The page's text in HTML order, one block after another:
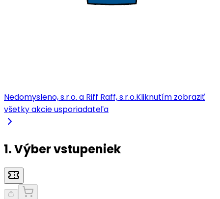
Nedomysleno, s.r.o. a Riff Raff, s.r.o.Kliknutím zobraziť
všetky akcie usporiadateľa
1. Výber vstupeniek